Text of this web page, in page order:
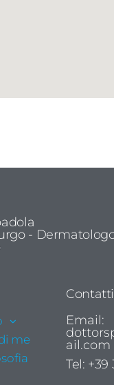
-
me
Contatti
Email:
ail.com
Tel: +39